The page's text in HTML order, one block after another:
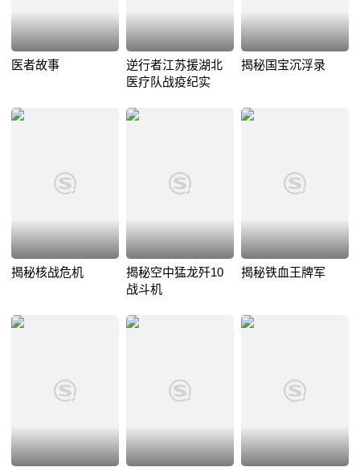
医者故事
逆行者江苏援湖北
医疗队战疫纪实
揭秘国宝沉浮录
揭秘核战危机
揭秘空中猛龙歼10
战斗机
揭秘铁血王牌军